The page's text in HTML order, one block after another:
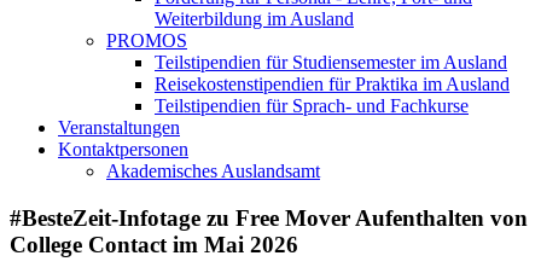
Weiterbildung im Ausland
PROMOS
Teilstipendien für Studiensemester im Ausland
Reisekostenstipendien für Praktika im Ausland
Teilstipendien für Sprach- und Fachkurse
Veranstaltungen
Kontaktpersonen
Akademisches Auslandsamt
#BesteZeit-Infotage zu Free Mover Aufenthalten von
College Contact im Mai 2026